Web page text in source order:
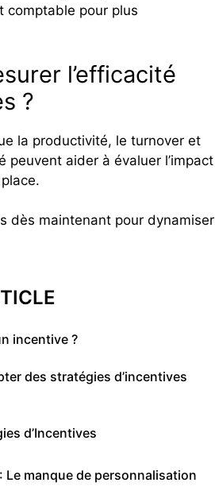
comptable pour plus
l’efficacité
?
la productivité, le turnover et
peuvent aider à évaluer l’impact
dès maintenant pour dynamiser
incentive ?
des stratégies d’incentives
d’Incentives
Le manque de personnalisation